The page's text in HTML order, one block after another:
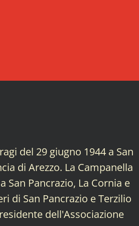
del 29 giugno 1944 a San
di Arezzo. La Campanella
San Pancrazio, La Cornia e
di San Pancrazio e Terzilio
dell'Associazione